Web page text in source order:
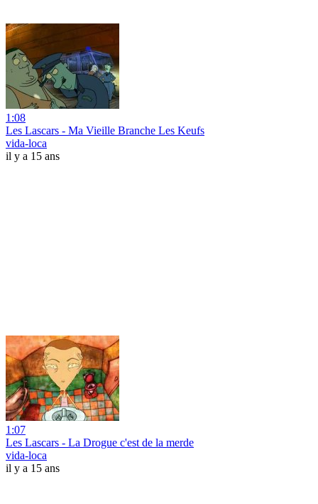
1:08
Les Lascars - Ma Vieille Branche Les Keufs
vida-loca
il y a 15 ans
1:07
Les Lascars - La Drogue c'est de la merde
vida-loca
il y a 15 ans